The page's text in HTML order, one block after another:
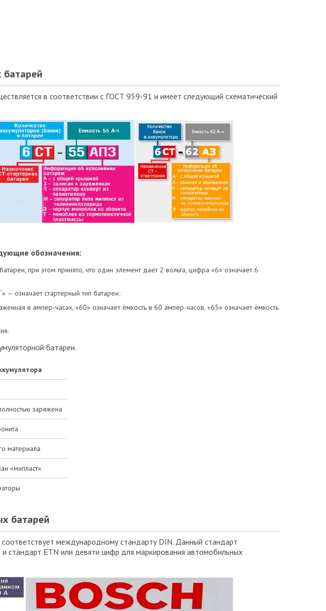
батарей
в соответствии с ГОСТ 959-91 и имеет следующий схематический
обозначения:
при этом принято, что один элемент дает 2 вольта, цифра «6» означает 6
— означает стартерный тип батареи;
в ампер-часах, «60» означает ёмкость в 60 ампер-часов, «65» означает ёмкость
батареи.
заряжена
материала
«мипласт»
батарей
международному стандарту DIN. Данный стандарт
стандарт ETN или девяти цифр для маркирования автомобильных